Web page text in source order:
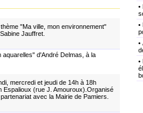
"Ma ville, mon environnement"
Jauffret.
d'André Delmas, à la
mercredi et jeudi de 14h à 18h
Espalioux (rue J. Amouroux).Organisé
avec la Mairie de Pamiers.
•
•
•
•